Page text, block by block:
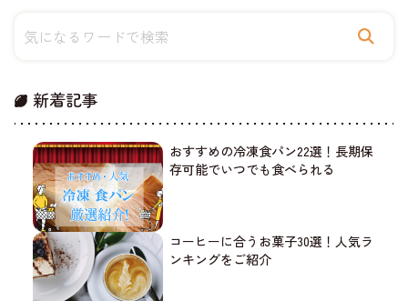
新着記事
おすすめの冷凍食パン22選！長期保
存可能でいつでも食べられる
コーヒーに合うお菓子30選！人気ラ
ンキングをご紹介